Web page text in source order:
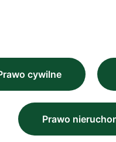
cywilne
Prawo